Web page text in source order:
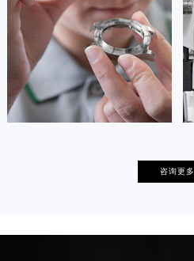
Tianjin montblanc Maintain center
 天津万宝龙维修
咨询更多